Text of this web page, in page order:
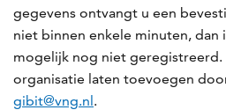
gegevens ontvangt u een
niet binnen enkele minuten, dan
mogelijk nog niet geregistreerd.
organisatie laten toevoegen
gibit@vng.nl.